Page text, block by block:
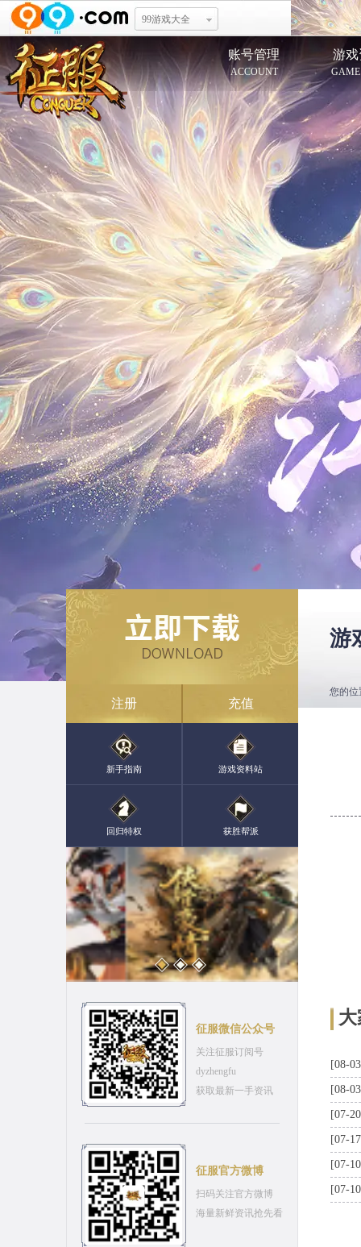
99游戏大全
账号管理
ACCOUNT
游
注册 充值
新手指南 游戏资料站
回归特权 获胜帮派
征服微信公众号
关注征服订阅号
dyzhengfu
获取最新一手资讯
征服官方微博
扫码关注官方微博
海量新鲜资讯抢先看
游
您的位
[08-
[08-
[07-
[07-
[07-
[07-